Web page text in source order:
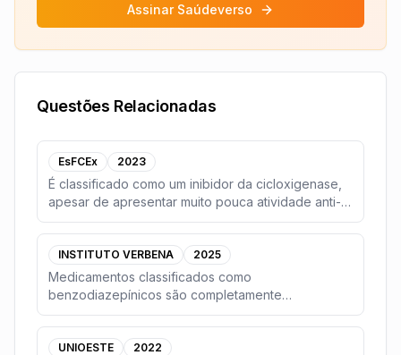
Assinar Saúdeverso
Questões Relacionadas
EsFCEx 2023
É classificado como um inibidor da cicloxigenase,
apesar de apresentar muito pouca atividade anti-
in...
INSTITUTO VERBENA 2025
Medicamentos classificados como
benzodiazepínicos são completamente
contraindicados para pacientes...
UNIOESTE 2022